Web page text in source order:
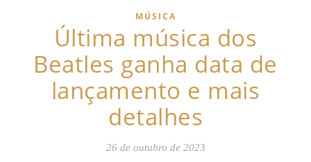
MÚSICA
Última música dos
Beatles ganha data de
lançamento e mais
detalhes
26 de outubro de 2023